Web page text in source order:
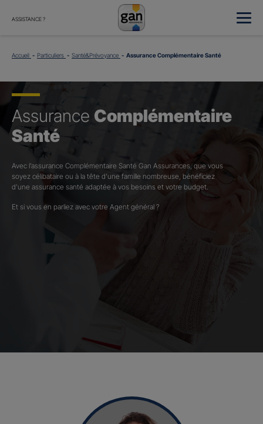
ASSISTANCE ?
Accueil Particuliers Santé&Prévoyance Assurance Complémentaire Santé
Assurance Complémentaire
Santé
Avec l’assurance Complémentaire Santé Gan Assurances, que vous
soyez célibataire ou à la tête d’une famille nombreuse, bénéficiez
d’une assurance santé adaptée à vos besoins et votre budget.​
Et si vous en parliez avec votre Agent général ?